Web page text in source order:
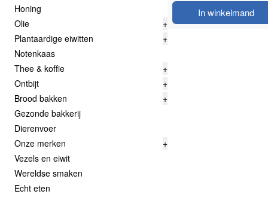
Honing
Olie
+
Plantaardige eiwitten
+
Notenkaas
Thee & koffie
+
Ontbijt
+
Brood bakken
+
Gezonde bakkerij
Dierenvoer
Onze merken
+
Vezels en eiwit
Wereldse smaken
Echt eten
In winkelmand